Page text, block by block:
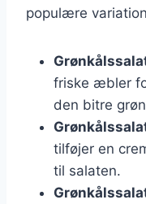
populære
friske æbler
den bitre
tilføjer en
til salaten.